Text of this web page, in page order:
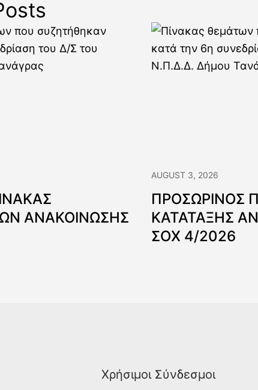
ΑΝΑΚΟΙΝΩΣΗΣ
AUGUST 3, 2026
ΠΡΟΣΩΡΙΝΟΣ
ΚΑΤΑΤΑΞΗΣ
ΣΟΧ 4/2026
Χρήσιμοι Σύνδεσμοι